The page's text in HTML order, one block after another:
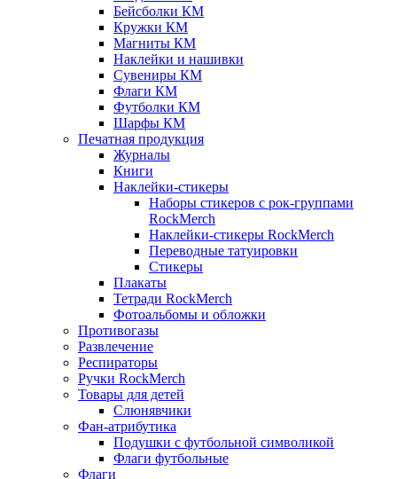
Бейсболки КМ
Кружки КМ
Магниты КМ
Наклейки и нашивки
Сувениры КМ
Флаги КМ
Футболки КМ
Шарфы КМ
Печатная продукция
Журналы
Книги
Наклейки-стикеры
Наборы стикеров с рок-группами
RockMerch
Наклейки-стикеры RockMerch
Переводные татуировки
Стикеры
Плакаты
Тетради RockMerch
Фотоальбомы и обложки
Противогазы
Развлечение
Респираторы
Ручки RockMerch
Товары для детей
Слюнявчики
Фан-атрибутика
Подушки с футбольной символикой
Флаги футбольные
Флаги